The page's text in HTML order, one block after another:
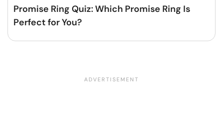
Promise Ring Quiz: Which Promise Ring Is
Perfect for You?